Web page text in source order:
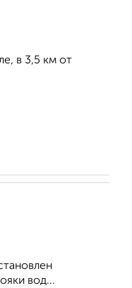
в 3,5 км от
вод...